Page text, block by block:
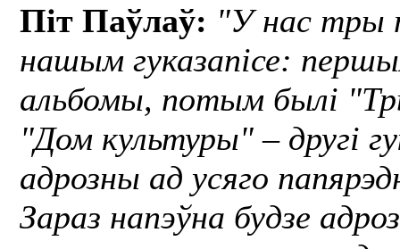
Піт Паўлаў: "У нас тры
нашым гуказапісе:
альбомы, потым былі
"Дом культуры" – другі
адрозны ад усяго
Зараз напэўна будзе